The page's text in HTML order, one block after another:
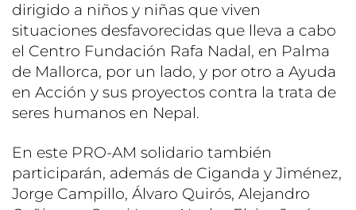
dirigido a niños y niñas que viven
situaciones desfavorecidas que lleva a cabo
el Centro Fundación Rafa Nadal, en Palma
de Mallorca, por un lado, y por otro a Ayuda
en Acción y sus proyectos contra la trata de
seres humanos en Nepal.
En este PRO-AM solidario también
participarán, además de Ciganda y Jiménez,
Jorge Campillo, Álvaro Quirós, Alejandro